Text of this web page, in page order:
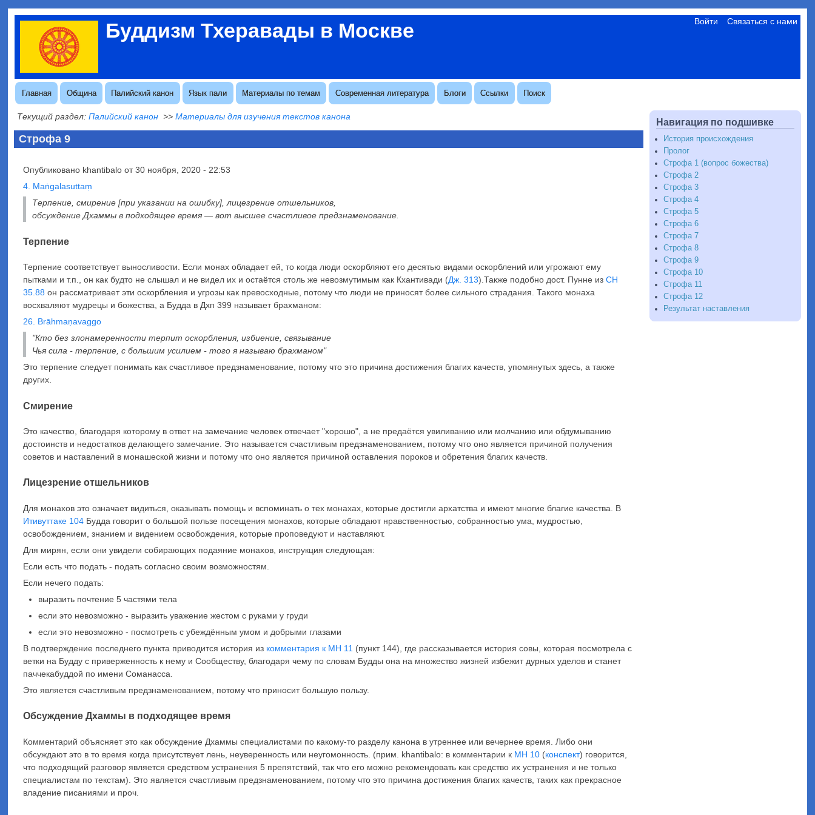
Перейти
основному
содержанию
Буддизм Тхеравады в Москве
Меню
учётной
записи
пользователя
Войти Связаться с нами
Основная
навигация
Главная Община Палийский канон Язык пали Материалы по темам Современная литература Блоги Ссылки Поиск
Текущий раздел:Палийский канон >>Материалы для изучения текстов канона
Строфа 9
Опубликовано khantibalo от30 ноября, 2020 - 22:53
4. Maṅgalasuttaṃ
Терпение, смирение [при указании на ошибку], лицезрение отшельников,
обсуждение Дхаммы в подходящее время — вот высшее счастливое предзнаменование.
Терпение
Терпение соответствует выносливости. Если монах обладает ей, то когда люди оскорбляют его десятью видами оскорблений или угрожают ему
пытками и т.п., он как будто не слышал и не видел их и остаётся столь же невозмутимым как Кхантивади (Дж. 313).Также подобно дост. Пунне изСН
35.88 он рассматривает эти оскорбления и угрозы как превосходные, потому что люди не приносят более сильного страдания. Такого монаха
восхваляют мудрецы и божества, а Будда в Дхп 399 называет брахманом:
26. Brāhmaṇavaggo
"Кто без злонамеренности терпит оскорбления, избиение, связывание
Чья сила - терпение, с большим усилием - того я называю брахманом"
Это терпение следует понимать как счастливое предзнаменование, потому что это причина достижения благих качеств, упомянутых здесь, а также
других.
Смирение
Это качество, благодаря которому в ответ на замечание человек отвечает "хорошо", а не предаётсяувиливанию или молчанию или обдумыванию
достоинств и недостатков делающего замечание. Это называется счастливым предзнаменованием, потому что оно является причиной получения
советов и наставлений в монашеской жизни и потому что оно является причиной оставления пороков и обретения благих качеств.
Лицезрение отшельников
Для монахов это означает видиться, оказывать помощь и вспоминать о тех монахах, которые достигли архатства и имеют многие благие качества. В
Итивуттаке 104 Будда говорит о большой пользе посещения монахов, которые обладают нравственностью, собранностью ума, мудростью,
освобождением, знанием и видением освобождения, которые проповедуют и наставляют.
Для мирян, если они увидели собирающих подаяние монахов, инструкция следующая:
Если есть что подать - подать согласно своим возможностям.
Если нечего подать:
выразить почтение 5 частями тела
если это невозможно - выразить уважение жестом с руками у груди
если это невозможно - посмотретьс убеждённым умом и добрыми глазами
В подтверждение последнего пункта приводится история из комментария к МН 11 (пункт 144), где рассказывается история совы, которая посмотрела с
ветки на Будду с приверженность к нему и Сообществу, благодаря чему по словам Будды она на множество жизней избежит дурных уделов и станет
паччекабуддой по имени Соманасса.
Это является счастливым предзнаменованием, потому что приносит большую пользу.
Обсуждение Дхаммы в подходящее время
Комментарий объясняет это как обсуждение Дхаммы специалистами по какому-то разделу канона в утреннее или вечернее время. Либо они
обсуждают это в то время когда присутствует лень, неуверенность или неугомонность. (прим. khantibalo: в комментарии к МН 10 (конспект) говорится,
что подходящий разговор является средством устранения 5 препятствий, так что его можно рекомендовать как средство их устранения и не только
специалистам по текстам). Это является счастливым предзнаменованием, потому что это причина достижения благих качеств, таких как прекрасное
владение писаниями и проч.
Навигация по подшивке
История происхождения
Пролог
Строфа 1 (вопрос божества)
Строфа 2
Строфа 3
Строфа 4
Строфа 5
Строфа 6
Строфа 7
Строфа 8
Строфа 9
Строфа 10
Строфа 11
Строфа 12
Результат наставления